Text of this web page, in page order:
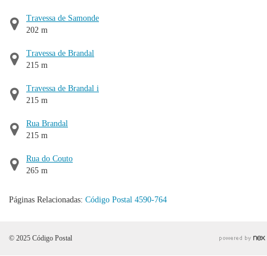
Travessa de Samonde
202 m
Travessa de Brandal
215 m
Travessa de Brandal i
215 m
Rua Brandal
215 m
Rua do Couto
265 m
Páginas Relacionadas: Código Postal 4590-764
© 2025 Código Postal